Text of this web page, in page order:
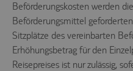
Beförderungskosten werden
Beförderungsmittel
Sitzplätze des vereinbarten
Erhöhungsbetrag für den
Reisepreises ist nur zulässig,